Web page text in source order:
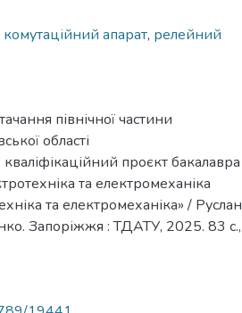
комутаційний апарат, релейний
північної частини
області
проєкт бакалавра
та електромеханіка
та електромеханіка» / Руслан
Запоріжжя : ТДАТУ, 2025. 83 с.,